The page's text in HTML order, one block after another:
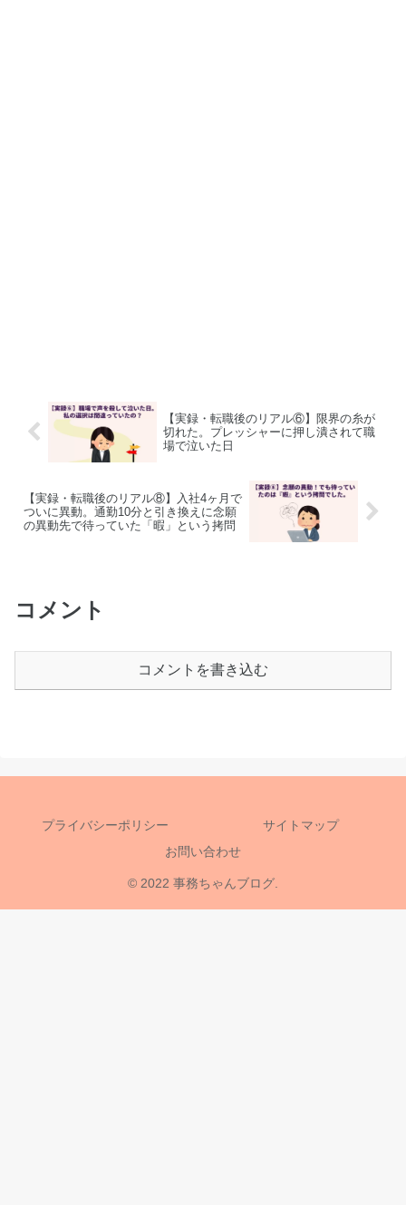
【実録・転職後のリアル⑥】限界の糸が
切れた。プレッシャーに押し潰されて職
場で泣いた日
【実録・転職後のリアル⑧】入社4ヶ月で
ついに異動。通勤10分と引き換えに念願
の異動先で待っていた「暇」という拷問
コメント
コメントを書き込む
プライバシーポリシー
サイトマップ
お問い合わせ
© 2022 事務ちゃんブログ.